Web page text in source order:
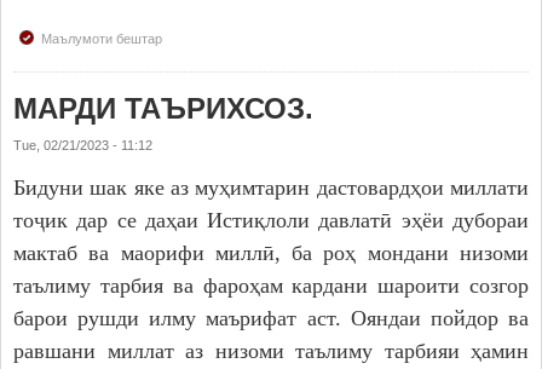
Маълумоти бештар
МАРДИ ТАЪРИХСОЗ.
Tue, 02/21/2023 - 11:12
Бидуни шак яке аз муҳимтарин дастовардҳои миллати
тоҷик дар се даҳаи Истиқлоли давлатӣ эҳёи дубораи
мактаб ва маорифи миллӣ, ба роҳ мондани низоми
таълиму тарбия ва фароҳам кардани шароити созгор
барои рушди илму маърифат аст. Ояндаи пойдор ва
равшани миллат аз низоми таълиму тарбияи ҳамин